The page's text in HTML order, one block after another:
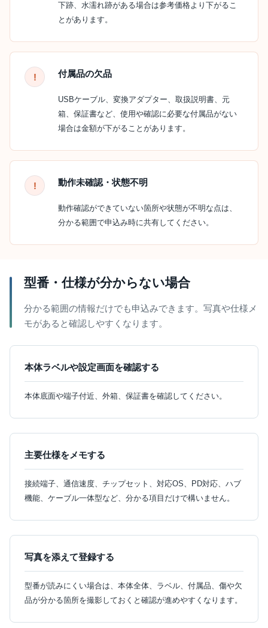
下跡、水濡れ跡がある場合は参考価格より下がるこ
とがあります。
付属品の欠品
USBケーブル、変換アダプター、取扱説明書、元
箱、保証書など、使用や確認に必要な付属品がない
場合は金額が下がることがあります。
動作未確認・状態不明
動作確認ができていない箇所や状態が不明な点は、
分かる範囲で申込み時に共有してください。
型番・仕様が分からない場合
分かる範囲の情報だけでも申込みできます。写真や仕様メ
モがあると確認しやすくなります。
本体ラベルや設定画面を確認する
本体底面や端子付近、外箱、保証書を確認してください。
主要仕様をメモする
接続端子、通信速度、チップセット、対応OS、PD対応、ハブ
機能、ケーブル一体型など、分かる項目だけで構いません。
写真を添えて登録する
型番が読みにくい場合は、本体全体、ラベル、付属品、傷や欠
品が分かる箇所を撮影しておくと確認が進めやすくなります。